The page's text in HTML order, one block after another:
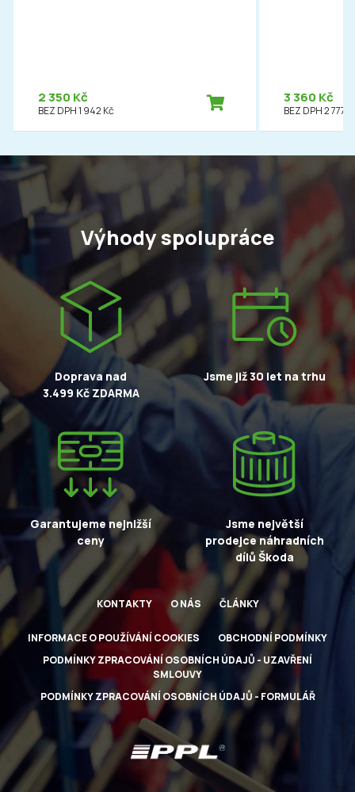
2 350 Kč
BEZ DPH 1 942 Kč
3 360 Kč
BEZ DPH 2 777
Výhody spolupráce
Doprava nad
3.499 Kč ZDARMA
Jsme již 30 let na trhu
Garantujeme nejnižší
ceny
Jsme největší
prodejce náhradních
dílů Škoda
KONTAKTY O NÁS ČLÁNKY
INFORMACE O POUŽÍVÁNÍ COOKIES
OBCHODNÍ PODMÍNKY
PODMÍNKY ZPRACOVÁNÍ OSOBNÍCH ÚDAJŮ - UZAVŘENÍ
SMLOUVY
PODMÍNKY ZPRACOVÁNÍ OSOBNÍCH ÚDAJŮ - FORMULÁŘ